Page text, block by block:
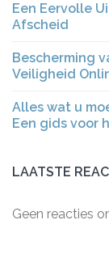
Een Eervolle
Afscheid
Bescherming
Veiligheid
Alles wat u
Een gids voor
LAATSTE
Geen reacties